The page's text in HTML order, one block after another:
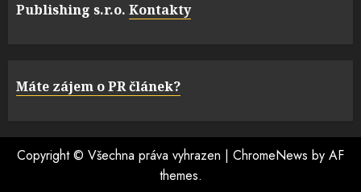
Publishing s.r.o. Kontakty
Máte zájem o PR článek?
Copyright © Všechna práva vyhrazen | ChromeNews by AF
themes.